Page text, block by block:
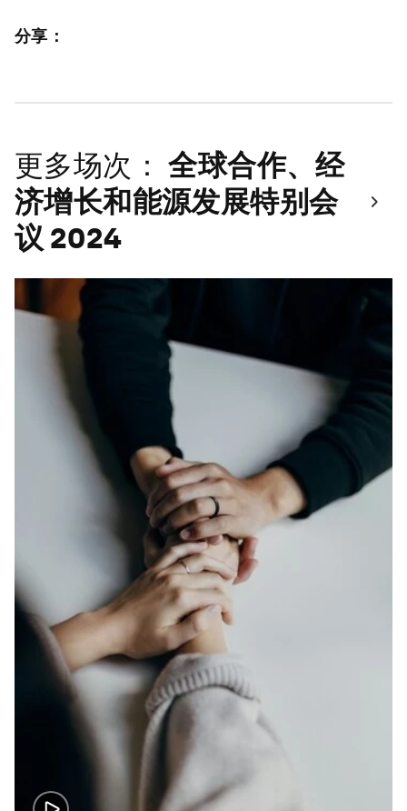
分享：
更多场次： 全球合作、经
济增长和能源发展特别会
议 2024